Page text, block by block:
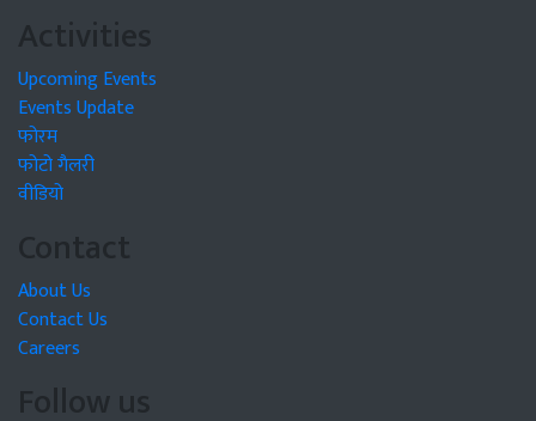
Activities
Upcoming Events
Events Update
फोरम
फोटो गैलरी
वीडियो
Contact
About Us
Contact Us
Careers
Follow us